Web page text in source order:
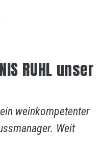
RUHL unser
weinkompetenter
Weit